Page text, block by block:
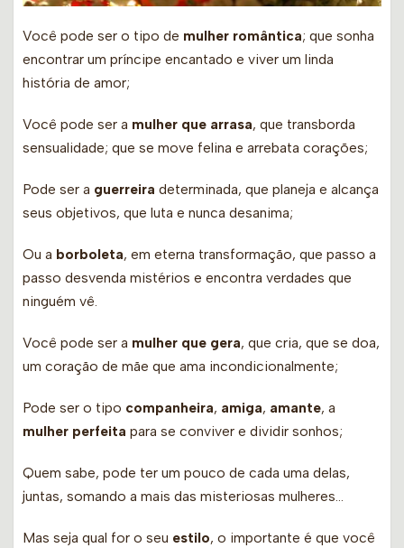
Você pode ser o tipo de mulher romântica; que sonha
encontrar um príncipe encantado e viver um linda
história de amor;
Você pode ser a mulher que arrasa, que transborda
sensualidade; que se move felina e arrebata corações;
Pode ser a guerreira determinada, que planeja e alcança
seus objetivos, que luta e nunca desanima;
Ou a borboleta, em eterna transformação, que passo a
passo desvenda mistérios e encontra verdades que
ninguém vê.
Você pode ser a mulher que gera, que cria, que se doa,
um coração de mãe que ama incondicionalmente;
Pode ser o tipo companheira, amiga, amante, a
mulher perfeita para se conviver e dividir sonhos;
Quem sabe, pode ter um pouco de cada uma delas,
juntas, somando a mais das misteriosas mulheres…
Mas seja qual for o seu estilo, o importante é que você